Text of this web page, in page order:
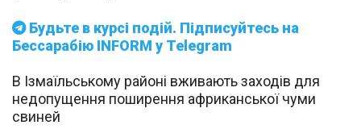
Будьте в курсі подій. Підписуйтесь на
Бессарабію INFORM у Telegram
В Ізмаїльському районі вживають заходів для
недопущення поширення африканської чуми
свиней